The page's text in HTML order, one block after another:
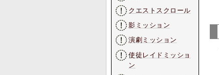
クエストスクロール
影ミッション
演劇ミッション
使徒レイドミッショ
ン